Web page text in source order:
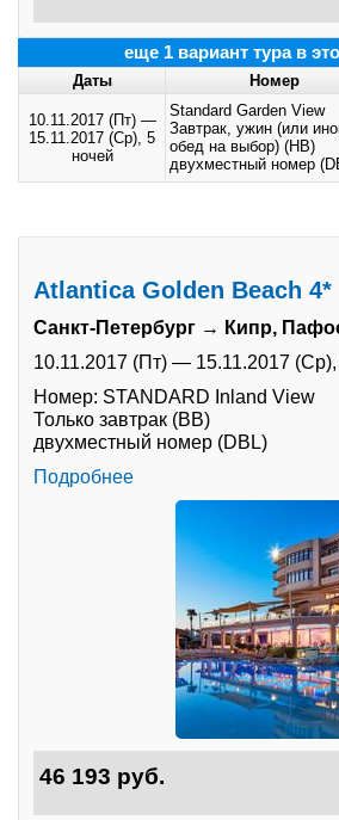
еще 1 вариант тура в
Даты Номер
10.11.2017 (Пт)—
15.11.2017 (Ср), 5
ночей
Standard Garden View
Завтрак, ужин (или
обед на выбор) (HB)
двухместный номер
Atlantica Golden Beach 4*
Санкт-Петербург → Кипр,
10.11.2017 (Пт) — 15.11.2017 (Ср),
Номер: STANDARD Inland View
Только завтрак (BB)
двухместный номер (DBL)
Подробнее
46 193 руб.